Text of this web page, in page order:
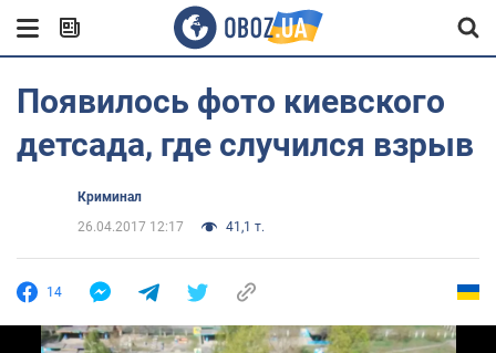
Появилось фото киевского
детсада, где случился взрыв
Криминал
26.04.2017 12:17
41,1 т.
14